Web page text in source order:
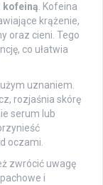
kofeiną. Kofeina
krążenie,
oraz cieni. Tego
co ułatwia
uznaniem.
rozjaśnia skórę
serum lub
oczami.
zwrócić uwagę
i